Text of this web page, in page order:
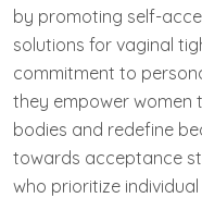
by promoting self-
solutions for vaginal
commitment to
they empower women
bodies and redefine
towards acceptance
who prioritize